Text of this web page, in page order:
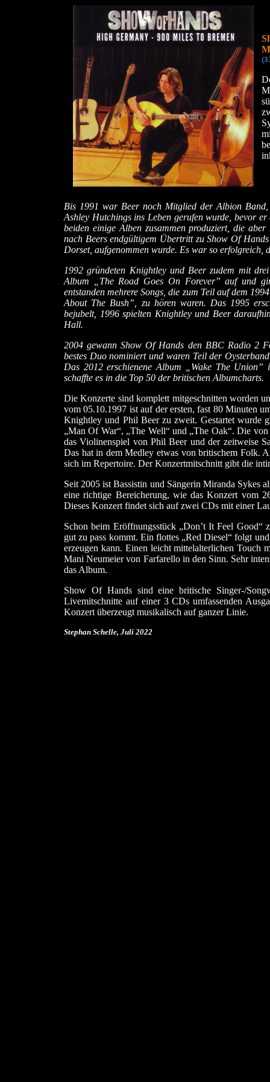
Bis 1991 war Beer noch Mitglied der Albion
Ashley Hutchings ins Leben gerufen wurde, bevor
beiden einige Alben zusammen produziert, die
nach Beers endgültigem Übertritt zu Show Of
Dorset, aufgenommen wurde. Es war so
1992 gründeten Knightley und Beer zudem mit
Album „The Road Goes On Forever” auf und
entstanden mehrere Songs, die zum Teil auf dem
About The Bush”, zu hören waren. Das 1995
bejubelt, 1996 spielten Knightley und Beer
Hall.
2004 gewann Show Of Hands den BBC Radio 2
bestes Duo nominiert und waren Teil der
Das 2012 erschienene Album „Wake The
schaffte es in die Top 50 der britischen Albumcharts.
Die Konzerte sind komplett mitgeschnitten worden
vom 05.10.1997 ist auf der ersten, fast 80 Minuten
Knightley und Phil Beer zu zweit. Gestartet wurde
„Man Of War“, „The Well“ und „The Oak“. Die
das Violinenspiel von Phil Beer und der zeitweise
Das hat in dem Medley etwas von britischem Folk.
sich im Repertoire. Der Konzertmitschnitt gibt die
Seit 2005 ist Bassistin und Sängerin Miranda Sykes
eine richtige Bereicherung, wie das Konzert vom
Dieses Konzert findet sich auf zwei CDs mit einer
Schon beim Eröffnungsstück „Don’t It Feel Good“
gut zu pass kommt. Ein flottes „Red Diesel“ folgt
erzeugen kann. Einen leicht mittelalterlichen Touch
Mani Neumeier von Farfarello in den Sinn. Sehr
das Album.
Show Of Hands sind eine britische Singer-/
Livemitschnitte auf einer 3 CDs umfassenden
Konzert überzeugt musikalisch auf ganzer Linie.
Stephan Schelle, Juli 2022